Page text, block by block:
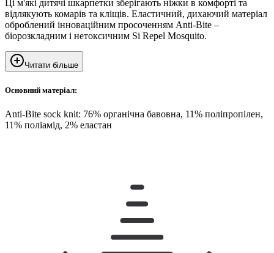
Ці м'які дитячі шкарпетки зберігають ніжки в комфорті та
відлякують комарів та кліщів. Еластичний, дихаючий матеріал
оброблений інноваційним просоченням Anti-Bite –
біорозкладним і нетоксичним Si Repel Mosquito.
Читати більше
Основний матеріал:
Anti-Bite sock knit: 76% органічна бавовна, 11% поліпропілен,
11% поліамід, 2% еластан